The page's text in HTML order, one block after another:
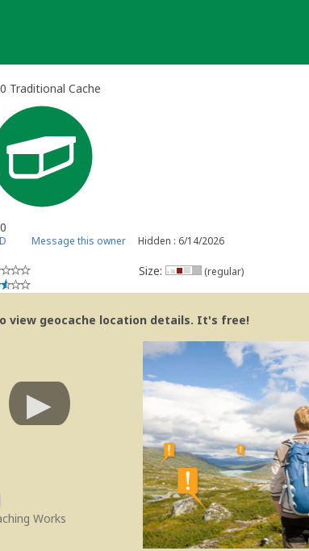
Traditional Cache
Message this owner Hidden : 6/14/2026
Size: (regular)
view geocache location details. It's free!
Works